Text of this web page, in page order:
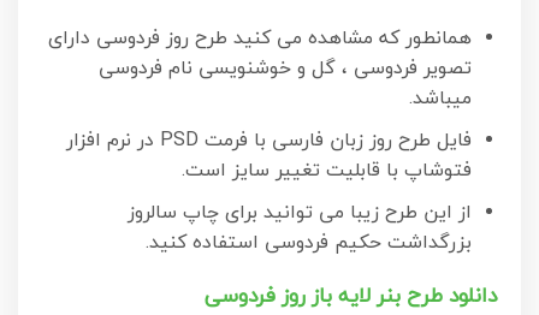
همانطور که مشاهده می کنید طرح روز فردوسی دارای
تصویر فردوسی ، گل و خوشنویسی نام فردوسی
میباشد.
فایل طرح روز زبان فارسی با فرمت PSD در نرم افزار
فتوشاپ با قابلیت تغییر سایز است.
از این طرح زیبا می توانید برای چاپ سالروز
بزرگداشت حکیم فردوسی استفاده کنید.
دانلود طرح بنر لایه باز روز فردوسی